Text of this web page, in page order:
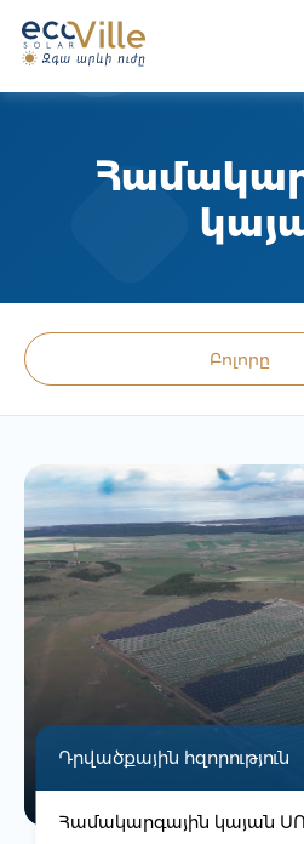
Բոլորը
Դրվածքային հզորություն